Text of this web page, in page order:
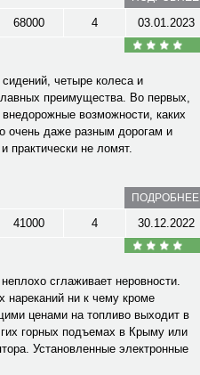
68000 4 03.01.2023
четыре колеса и
преимущества. Во первых,
возможности, каких
очень даже разным дорогам и
практически не ломят.
ПОДРОБНЕЕ
41000 4 30.12.2022
сглаживает неровности.
нареканий ни к чему кроме
ценами на топливо выходит в
горных подъемах в Крыму или
Установленные электронные